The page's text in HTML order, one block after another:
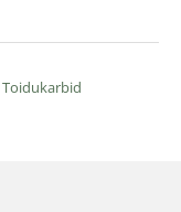
Toidukarbid